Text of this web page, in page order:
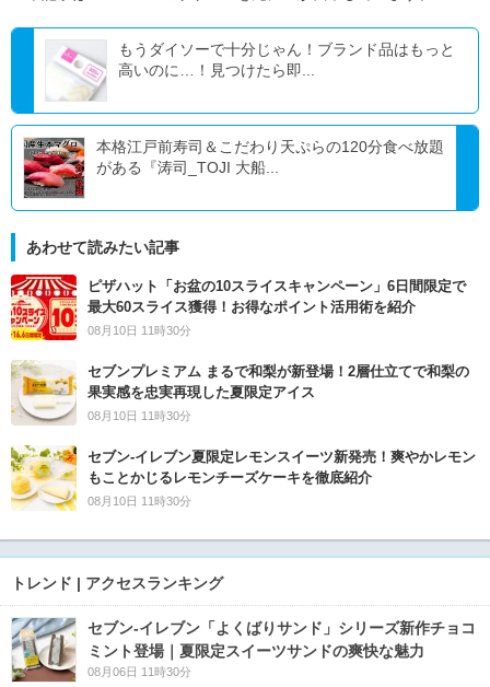
もうダイソーで十分じゃん！ブランド品はもっと
高いのに…！見つけたら即...
本格江戸前寿司＆こだわり天ぷらの120分食べ放題
がある『涛司_TOJI 大船...
あわせて読みたい記事
ピザハット「お盆の10スライスキャンペーン」6日間限定で
最大60スライス獲得！お得なポイント活用術を紹介
08月10日 11時30分
セブンプレミアム まるで和梨が新登場！2層仕立てで和梨の
果実感を忠実再現した夏限定アイス
08月10日 11時30分
セブン‐イレブン夏限定レモンスイーツ新発売！爽やかレモン
もことかじるレモンチーズケーキを徹底紹介
08月10日 11時30分
トレンド | アクセスランキング
セブン‐イレブン「よくばりサンド」シリーズ新作チョコ
ミント登場｜夏限定スイーツサンドの爽快な魅力
08月06日 11時30分